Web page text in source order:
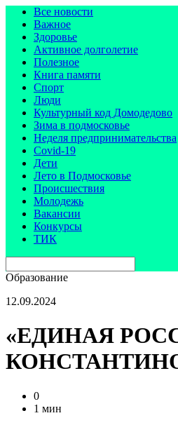
Все новости
Важное
Здоровье
Активное долголетие
Полезное
Книга памяти
Спорт
Люди
Культурный код Домодедово
Зима в подмосковье
Неделя предпринимательства
Covid-19
Дети
Лето в Подмосковье
Происшествия
Молодежь
Вакансии
Конкурсы
ТИК
Образование
12.09.2024
«ЕДИНАЯ
0
1 мин